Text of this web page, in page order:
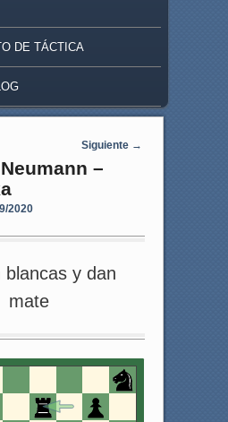
DE TÁCTICA
Siguiente →
–
2020
blancas y dan
mate